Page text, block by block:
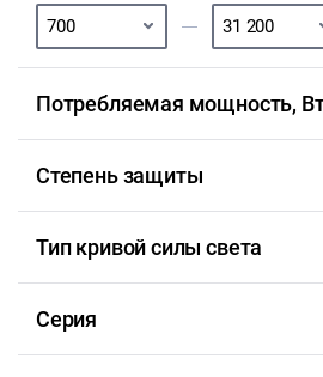
Потребляемая мощность,
Степень защиты
Тип кривой силы света
Серия